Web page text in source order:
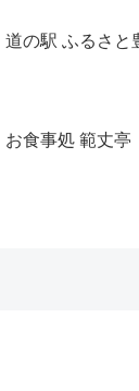
道の駅 ふるさと
お食事処 範丈亭